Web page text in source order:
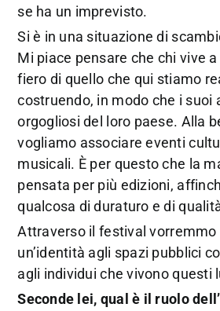
se ha un imprevisto.
Si è in una situazione di
Mi piace pensare che chi vive
fiero di quello che qui stiamo
costruendo, in modo che i suoi
orgogliosi del loro paese. Alla
vogliamo associare eventi
musicali. È per questo che la
pensata per più edizioni,
qualcosa di duraturo e di
Attraverso il festival vorremmo
un’identità agli spazi pubblici
agli individui che vivono questi
Seconde lei, qual è il ruolo